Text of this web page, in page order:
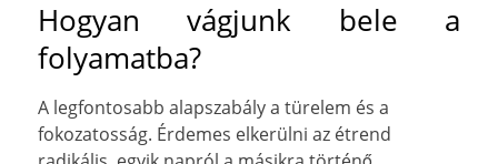
Hogyan vágjunk bele a
folyamatba?
A legfontosabb alapszabály a türelem és a
fokozatosság. Érdemes elkerülni az étrend